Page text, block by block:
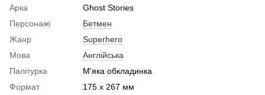
Арка
Ghost Stories
Персонажі
Бетмен
Жанр
Superhero
Мова
Англійська
Палітурка
М'яка обкладинка
Формат
175 x 267 мм